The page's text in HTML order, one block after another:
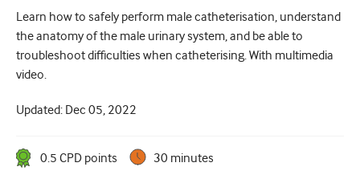
Гостра та невідкладна
алергія
Кардіологія
Догляд за літніми людьми
Критична/Інтенсивна допомога
Learn how to safely perform male catheterisation, understand
the anatomy of the male urinary system, and be able to
troubleshoot difficulties when catheterising. With multimedia
video.
Updated: Dec 05, 2022
0.5 CPD points 30 minutes